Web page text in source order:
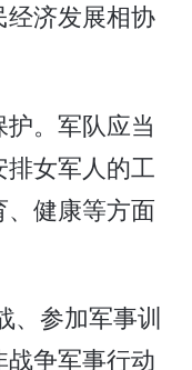
济发展相协
。军队应当
女军人的工
健康等方面
、参加军事训
争军事行动